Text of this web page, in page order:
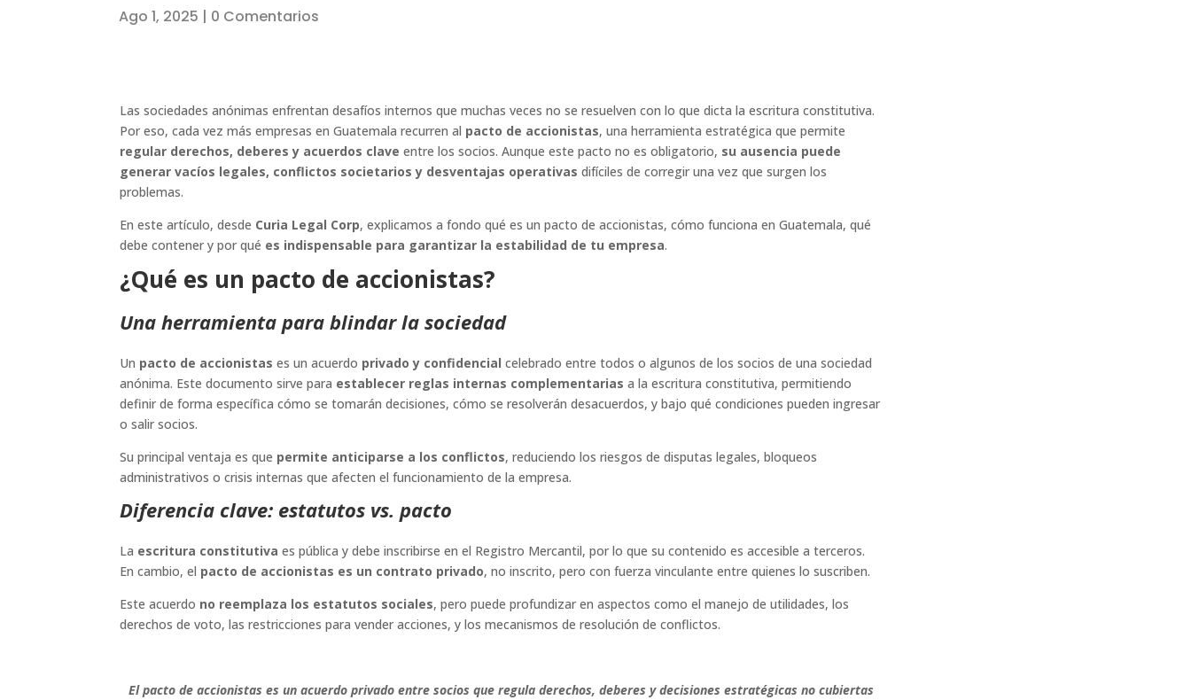
Ago 1, 2025 | 0 Comentarios
Las sociedades anónimas enfrentan desafíos internos que muchas veces no se resuelven con lo que dicta la escritura constitutiva.
Por eso, cada vez más empresas en Guatemala recurren al pacto de accionistas, una herramienta estratégica que permite
regular derechos, deberes y acuerdos clave entre los socios. Aunque este pacto no es obligatorio, su ausencia puede
generar vacíos legales, conflictos societarios y desventajas operativas difíciles de corregir una vez que surgen los
problemas.
En este artículo, desde Curia Legal Corp, explicamos a fondo qué es un pacto de accionistas, cómo funciona en Guatemala, qué
debe contener y por qué es indispensable para garantizar la estabilidad de tu empresa.
¿Qué es un pacto de accionistas?
Una herramienta para blindar la sociedad
Un pacto de accionistas es un acuerdo privado y confidencial celebrado entre todos o algunos de los socios de una sociedad
anónima. Este documento sirve para establecer reglas internas complementarias a la escritura constitutiva, permitiendo
definir de forma específica cómo se tomarán decisiones, cómo se resolverán desacuerdos, y bajo qué condiciones pueden ingresar
o salir socios.
Su principal ventaja es que permite anticiparse a los conflictos, reduciendo los riesgos de disputas legales, bloqueos
administrativos o crisis internas que afecten el funcionamiento de la empresa.
Diferencia clave: estatutos vs. pacto
La escritura constitutiva es pública y debe inscribirse en el Registro Mercantil, por lo que su contenido es accesible a terceros.
En cambio, el pacto de accionistas es un contrato privado, no inscrito, pero con fuerza vinculante entre quienes lo suscriben.
Este acuerdo no reemplaza los estatutos sociales, pero puede profundizar en aspectos como el manejo de utilidades, los
derechos de voto, las restricciones para vender acciones, y los mecanismos de resolución de conflictos.
El pacto de accionistas es un acuerdo privado entre socios que regula derechos, deberes y decisiones estratégicas no cubiertas